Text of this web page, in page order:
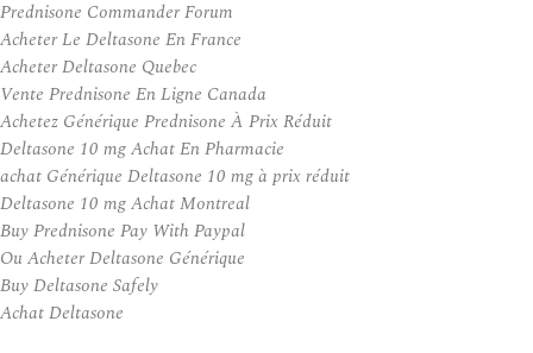
Prednisone Commander Forum
Acheter Le Deltasone En France
Acheter Deltasone Quebec
Vente Prednisone En Ligne Canada
Achetez Générique Prednisone À Prix Réduit
Deltasone 10 mg Achat En Pharmacie
achat Générique Deltasone 10 mg à prix réduit
Deltasone 10 mg Achat Montreal
Buy Prednisone Pay With Paypal
Ou Acheter Deltasone Générique
Buy Deltasone Safely
Achat Deltasone